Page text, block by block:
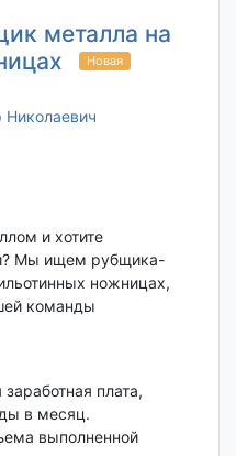
металла на
Новая
и хотите
Мы ищем рубщика-
ножницах,
команды
плата,
в месяц.
выполненной